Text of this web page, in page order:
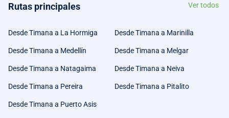
Rutas principales Ver todos
Desde Timana a La Hormiga Desde Timana a Marinilla
Desde Timana a Medellín Desde Timana a Melgar
Desde Timana a Natagaima Desde Timana a Neiva
Desde Timana a Pereira Desde Timana a Pitalito
Desde Timana a Puerto Asis